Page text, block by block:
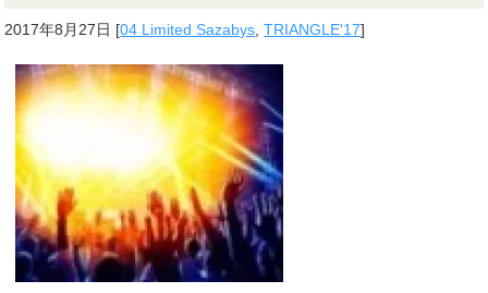
2017年8月27日 [04 Limited Sazabys,TRIANGLE'17]